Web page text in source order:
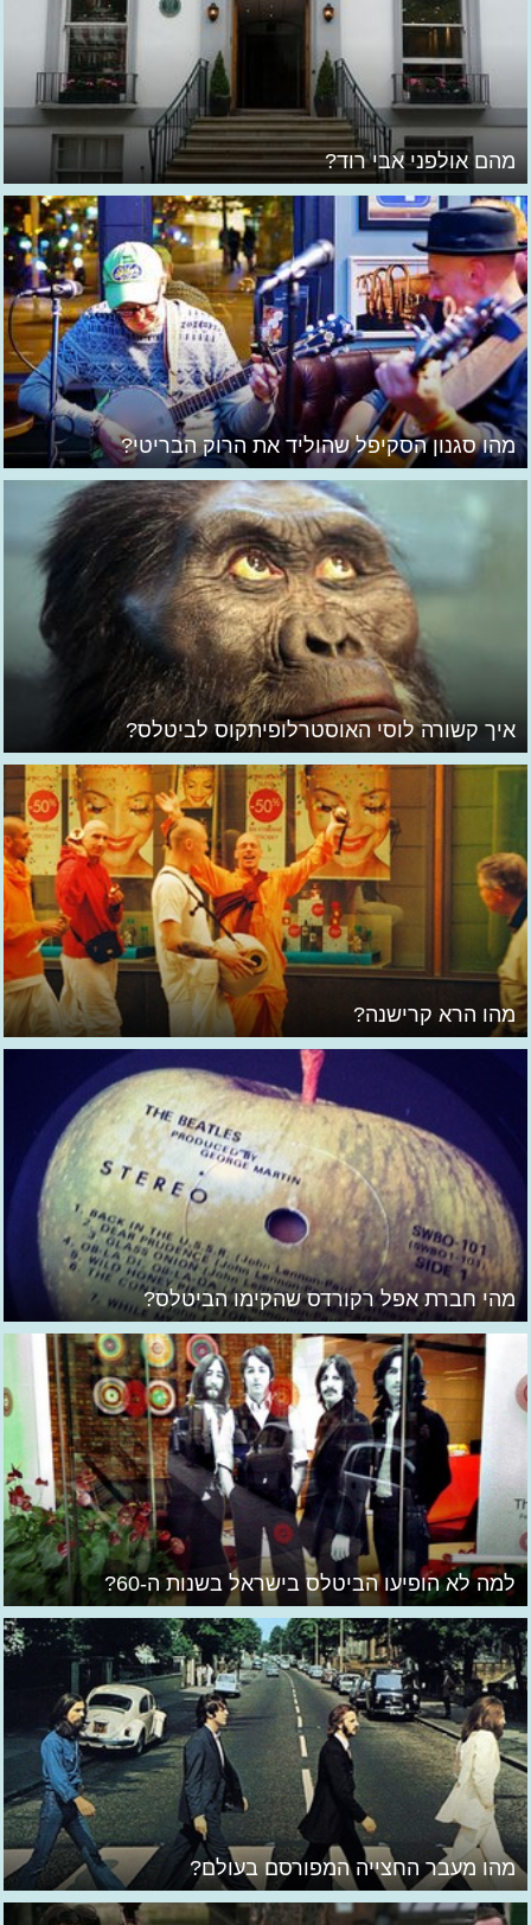
מהם אולפני אבי רוד?
מהו סגנון הסקיפל שהוליד את הרוק הבריטי?
איך קשורה לוסי האוסטרלופיתקוס לביטלס?
מהו הרא קרישנה?
מהי חברת אפל רקורדס שהקימו הביטלס?
למה לא הופיעו הביטלס בישראל בשנות ה-60?
מהו מעבר החצייה המפורסם בעולם?